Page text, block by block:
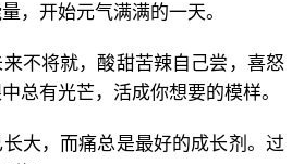
，开始元气满满的一天。
不将就，酸甜苦辣自己尝，喜怒
总有光芒，活成你想要的模样。
大，而痛总是最好的成长剂。过